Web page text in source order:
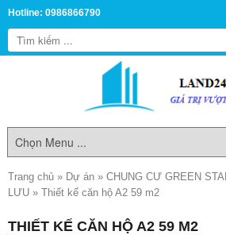
Hotline: 0986866790
Trang chủ » Dự án » CHUNG CƯ GREEN
LƯU » Thiết kế căn hộ A2 59 m2
THIẾT KẾ CĂN HỘ A2 59 M2